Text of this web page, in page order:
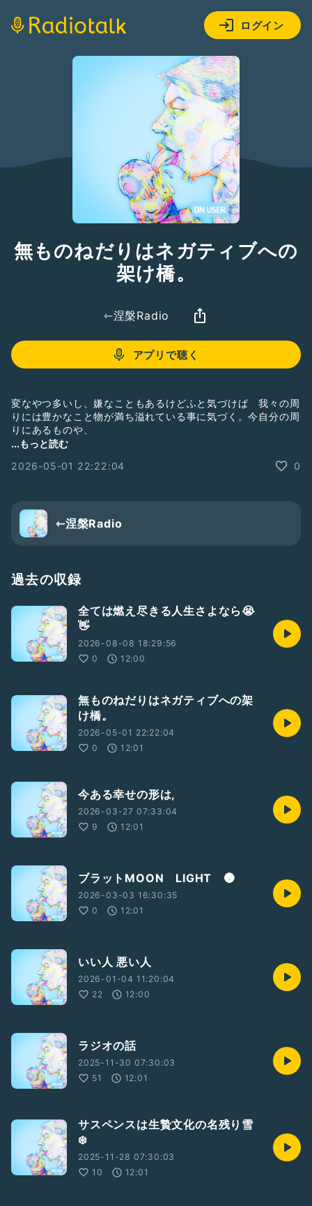
ログイン
無ものねだりはネガティブへの
架け橋。
⇽涅槃Radio
アプリで聴く
変なやつ多いし、嫌なこともあるけどふと気づけば 我々の周
りには豊かなこと物が満ち溢れている事に気づく。今自分の周
りにあるものや、
身近に存在しくれているもに感謝すると不思議に幸せホルモン
...もっと読む
2026-05-01 22:22:04
0
⇽涅槃Radio
過去の収録
全ては燃え尽きる人生さよなら😭
👋
2026-08-08 18:29:56
0
12:00
無ものねだりはネガティブへの架
け橋。
2026-05-01 22:22:04
0
12:01
今ある幸せの形は,
2026-03-27 07:33:04
9
12:01
ブラットMOON LIGHT 🌚
2026-03-03 16:30:35
0
12:01
いい人 悪い人
2026-01-04 11:20:04
22
12:00
ラジオの話
2025-11-30 07:30:03
51
12:01
サスペンスは生贄文化の名残り雪
❄️
2025-11-28 07:30:03
10
12:01